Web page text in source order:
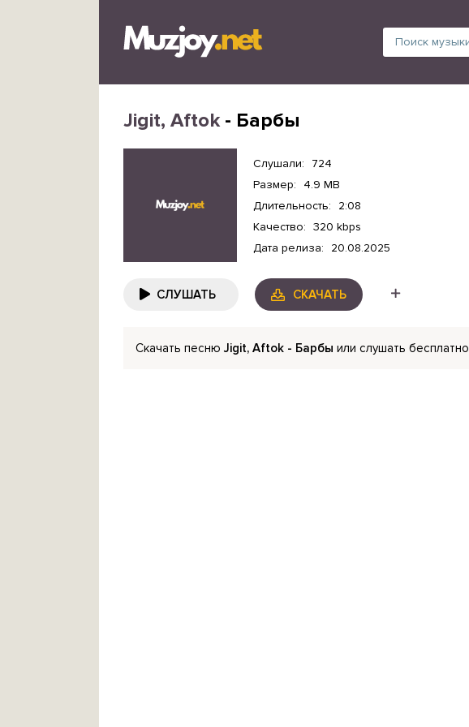
Jigit, Aftok- Барбы
Слушали:
724
Размер:
4.9 MB
Длительность:
2:08
Качество: 320 kbps
Дата релиза:
20.08.2025
СЛУШАТЬ СКАЧАТЬ
Скачать песню Jigit, Aftok - Барбы или слушать бесплатно